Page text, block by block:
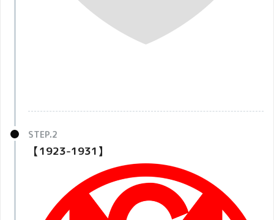
【1923-1931】